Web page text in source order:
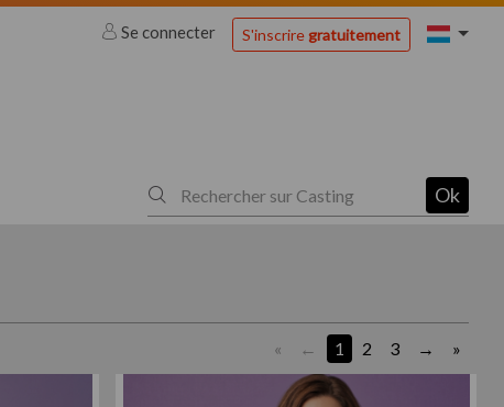
Se connecter S'inscriregratuitement
Ok
« 1 2 3 »